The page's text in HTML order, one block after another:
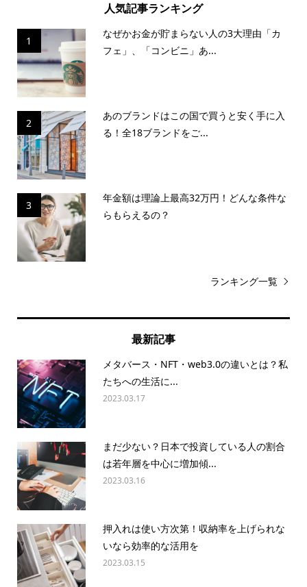
人気記事ランキング
1
なぜかお金が貯まらない人の3大理由「カ
フェ」、「コンビニ」あ...
2
あのブランドはこの国で買うと安く手に入
る！全18ブランドをご...
3
年金額は理論上最高32万円！どんな条件な
らもらえるの？
ランキング一覧
最新記事
メタバース・NFT・web3.0の違いとは？私
たちへの生活に...
2023.03.17
まだ少ない？日本で投資している人の割合
は若年層を中心に増加傾...
2023.03.16
押入れは使い方次第！収納率を上げられな
いなら効率的な活用を
2023.03.15